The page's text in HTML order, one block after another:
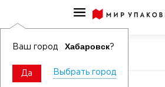
Ваш город Хабаровск?
Да Выбрать город
Шары надувные